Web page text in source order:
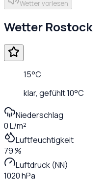
Wetter vorlesen
Wetter Rostock
15°C
klar, gefühlt10°C
Niederschlag
0 L/m²
Luftfeuchtigkeit
79 %
Luftdruck (NN)
1020 hPa